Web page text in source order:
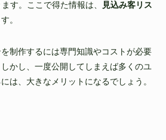
す。ここで得た情報は、
見込み客リス
。
制作するには専門知識やコストが必要
かし、一度公開してしまえば多くのユ
は、大きなメリットになるでしょう。